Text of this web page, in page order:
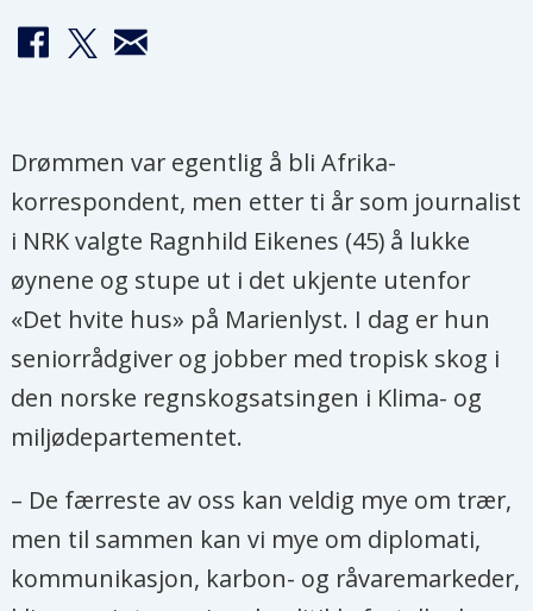
Drømmen var egentlig å bli Afrika-
korrespondent, men etter ti år som journalist
i NRK valgte Ragnhild Eikenes (45) å lukke
øynene og stupe ut i det ukjente utenfor
«Det hvite hus» på Marienlyst. I dag er hun
seniorrådgiver og jobber med tropisk skog i
den norske regnskogsatsingen i Klima- og
miljødepartementet.
– De færreste av oss kan veldig mye om trær,
men til sammen kan vi mye om diplomati,
kommunikasjon, karbon- og råvaremarkeder,